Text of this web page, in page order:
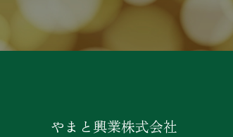
やまと興業株式会社